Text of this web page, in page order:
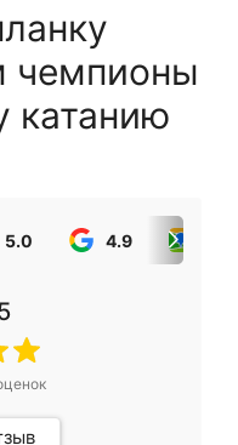
чемпионы
катанию
5.0 4.9